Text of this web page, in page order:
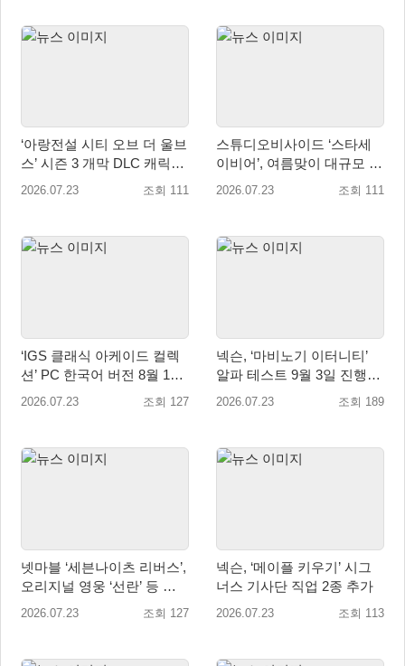
‘아랑전설 시티 오브 더 울브
스’ 시즌 3 개막 DLC 캐릭터
제1탄 ‘릭 스트라우드’ 배포
2026.07.23 조회 111
스튜디오비사이드 ‘스타세
이비어’, 여름맞이 대규모 업
데이트
2026.07.23 조회 111
‘IGS 클래식 아케이드 컬렉
션’ PC 한국어 버전 8월 13
일 월드와이드 출시 예정
2026.07.23 조회 127
넥슨, ‘마비노기 이터니티’
알파 테스트 9월 3일 진행…
참가자 모집 실시
2026.07.23 조회 189
넷마블 ‘세븐나이츠 리버스’,
오리지널 영웅 ‘선란’ 등 업
데이트 실시
2026.07.23 조회 127
넥슨, ‘메이플 키우기’ 시그
너스 기사단 직업 2종 추가
2026.07.23 조회 113